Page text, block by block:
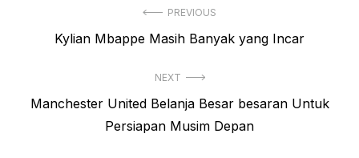
PREVIOUS
Previous
Kylian Mbappe Masih Banyak yang Incar
NEXT
Next
Manchester United Belanja Besar besaran Untuk
Persiapan Musim Depan